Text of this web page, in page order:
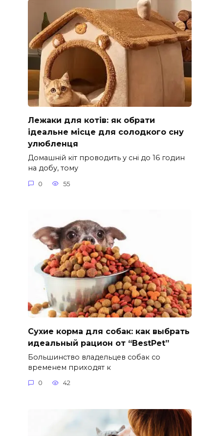
Лежаки для котів: як обрати
ідеальне місце для солодкого сну
улюбленця
Домашній кіт проводить у сні до 16 годин
на добу, тому
0 55
Сухие корма для собак: как выбрать
идеальный рацион от “BestPet”
Большинство владельцев собак со
временем приходят к
0 42